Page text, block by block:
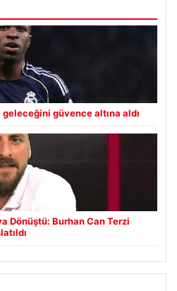
güvence altına aldı
Dönüştü: Burhan Can Terzi